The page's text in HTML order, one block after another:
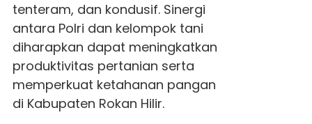
tenteram, dan kondusif. Sinergi
antara Polri dan kelompok tani
diharapkan dapat meningkatkan
produktivitas pertanian serta
memperkuat ketahanan pangan
di Kabupaten Rokan Hilir.